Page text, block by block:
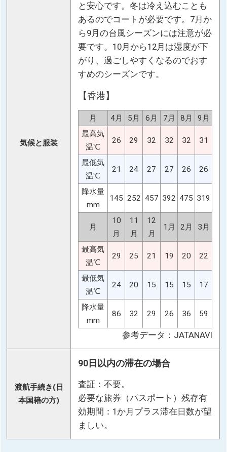
気候と服装
と安心です。冬は冷え込むことも
あるのでコートが必要です。7月か
ら9月の台風シーズンには注意が必
要です。10月から12月は湿度が下
がり、過ごしやすくなるのでおす
すめのシーズンです。
【香港】
月 4月 5月 6月 7月 8月
9月
最高気
温℃
26 29 32 32 32 31
最低気
温℃
21 24 27 27 26 26
降水量
mm
145 252 457 392 475 319
月
10
月
11
月
12
月
1月 2月 3月
最高気
温℃
29 25 21 19 20 22
最低気
温℃
24 20 15 15 15 17
降水量
mm
86 32 29 26 36 59
参考データ：JATANAVI
渡航手続き(日
本国籍の方)
90日以内の滞在の場合
査証：不要。
必要な旅券（パスポート）残存有
効期間：1か月プラス滞在日数が望
ましい。